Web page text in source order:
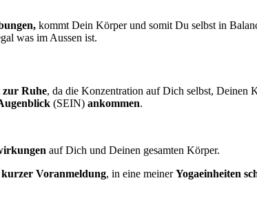
kommt Dein Körper und somit Du selbst in
was im Aussen ist.
zur Ruhe, da die Konzentration auf Dich selbst, Deinen
(SEIN) ankommen.
auf Dich und Deinen gesamten Körper.
kurzer Voranmeldung, in eine meinerYogaeinheiten